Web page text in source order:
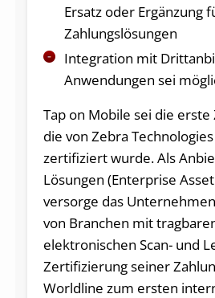
Ersatz oder Ergänzung
Zahlungslösungen
Integration mit
Anwendungen sei
Tap on Mobile sei die erste
die von Zebra
zertifiziert wurde. Als
Lösungen (Enterprise
versorge das
von Branchen mit
elektronischen Scan- und
Zertifizierung seiner
Worldline zum ersten